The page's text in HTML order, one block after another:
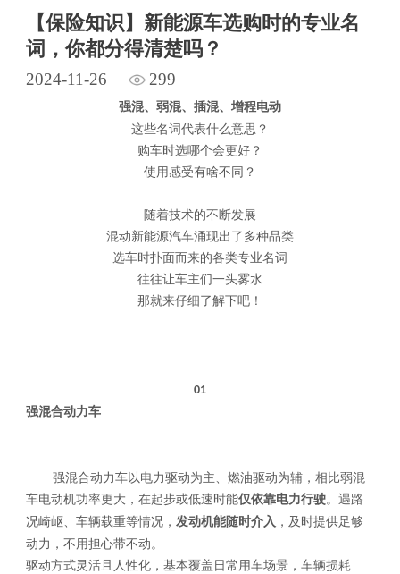
【保险知识】新能源车选购时的专业名
词，你都分得清楚吗？
2024-11-26 299
强混、弱混、插混、增程电动
这些名词代表什么意思？
购车时选哪个会更好？
使用感受有啥不同？
随着技术的不断发展
混动新能源汽车涌现出了多种品类
选车时扑面而来的各类专业名词
往往让车主们一头雾水
那就来仔细了解下吧！
01
强混合动力车
强混合动力车以电力驱动为主、燃油驱动为辅，相比弱混
车电动机功率更大，在起步或低速时能仅依靠电力行驶。遇路
况崎岖、车辆载重等情况， 发动机能随时介入 ，及时提供足够
动力，不用担心带不动。
驱动方式灵活且人性化，基本覆盖日常用车场景，车辆损耗